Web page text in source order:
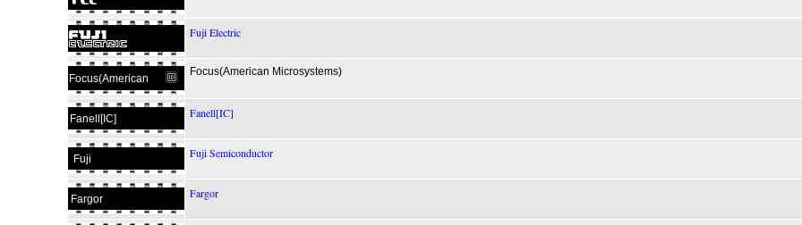
Fuji Electric
Focus(American
Focus(American Microsystems)
Fanell[IC] Fanell[IC]
Fuji Fuji Semiconductor
Fargor Fargor